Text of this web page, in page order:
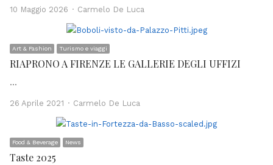
10 Maggio 2026 Author
Carmelo De Luca
Art & Fashion Turismo e viaggi
RIAPRONO A FIRENZE LE GALLERIE DEGLI UFFIZI
…
26 Aprile 2021 Author
Carmelo De Luca
Food & Beverage News
Taste 2025